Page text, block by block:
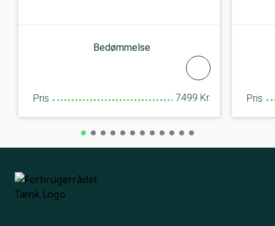
Bedømmelse
Pris 7499 Kr. Pris